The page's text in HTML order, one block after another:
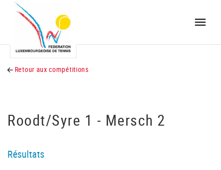
Toggle
Retour aux compétitions
Roodt/Syre 1 - Mersch 2
Résultats